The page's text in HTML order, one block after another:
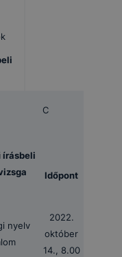
C
írásbeli
Időpont
nyelv
2022.
október
14., 8.00